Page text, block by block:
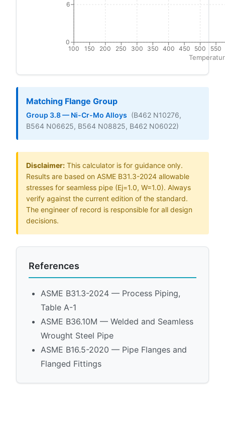
100 150 200 250 300 350 400 450 500 550
0
6
Matching Flange Group
Group 3.8 — Ni-Cr-Mo Alloys (B462 N10276,
B564 N06625, B564 N08825, B462 N06022)
Disclaimer: This calculator is for guidance only.
Results are based on ASME B31.3-2024 allowable
stresses for seamless pipe (Ej=1.0, W=1.0). Always
verify against the current edition of the standard.
The engineer of record is responsible for all design
decisions.
References
ASME B31.3-2024 — Process Piping,
Table A-1
ASME B36.10M — Welded and Seamless
Wrought Steel Pipe
ASME B16.5-2020 — Pipe Flanges and
Flanged Fittings